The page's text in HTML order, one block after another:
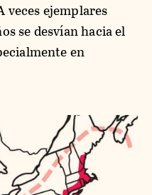
ejemplares
se desvían hacia el
en